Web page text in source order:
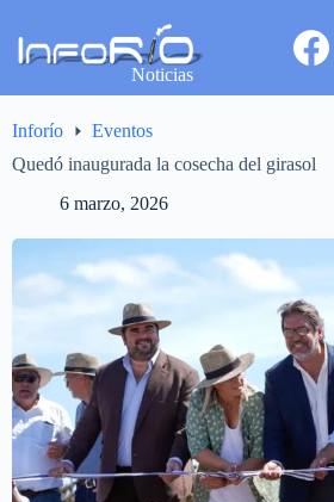
Noticias
Inforío
Eventos
Quedó inaugurada la cosecha del girasol
6 marzo, 2026